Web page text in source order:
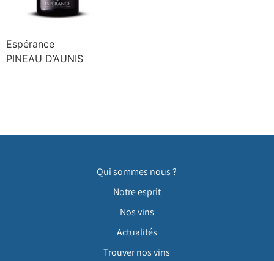
Espérance
PINEAU D’AUNIS
Qui sommes nous ?
Notre esprit
Nos vins
Actualités
Trouver nos vins